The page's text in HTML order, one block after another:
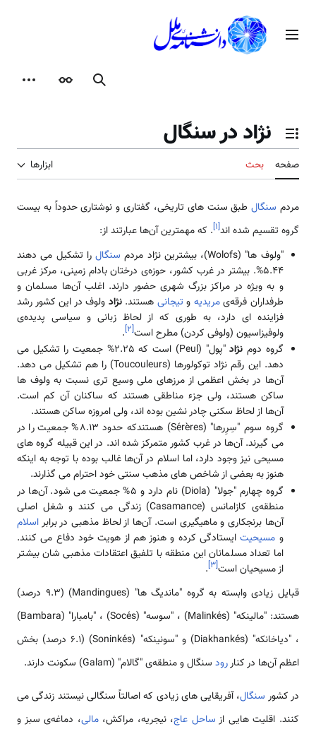
محتوامنوی اصلی
جستجوظاهر
تغییر وضعیت فهرست محتویات
نژاد در سنگال
صفحه بحث ابزارها
مردم سنگالطبق سنت های تاریخی، گفتاری و نوشتاری حدوداً به بیست
گروه تقسیم شده اند[۱]. که مهمترین آن‌ها عبارتند از:
"ولوف ها" (Wolofs)، بیشترین نژاد مردم
سنگالرا تشکیل می دهند
5.44%. بیشتر در غرب کشور، حوزه‌ی درختان بادام زمینی، مرکز غربی
و به ویژه در مراکز بزرگ شهری حضور دارند. اغلب آن‌ها مسلمان و
طرفداران فرقه‌یمریدیه و تیجانی هستند.نژاد ولوف در این کشور رشد
فزاینده ای دارد، به طوری که از لحاظ زبانی و سیاسی پدیده‌ی
ولوفیزاسیون (ولوفی کردن) مطرح است[۲]
.
گروه دوم نژاد
"پول" (Peul) است که 2.25% جمعیت را تشکیل می
دهد. این رقم نژاد توکولورها (Toucouleurs) را هم تشکیل می دهد.
آن‌ها در بخش اعظمی از مرزهای ملی وسیع تری نسبت به ولوف ها
ساکن هستند، ولی جزء مناطقی هستند که ساکنان آن کم است.
آن‌ها از لحاظ سکنی چادر نشین بوده اند، ولی امروزه ساکن هستند.
گروه سوم "سِرِرها" (Sérères) هستندکه حدود 8.13% جمعیت را در
می گیرند. آن‌ها در غرب کشور متمرکز شده اند. در این قبیله گروه های
مسیحی نیز وجود دارد، اما اسلام در آن‌ها غالب بوده با توجه به اینکه
هنوز به بعضی از شاخص های مذهب سنتی خود احترام می گذارند.
گروه چهارم "جولا" (Diola) نام دارد و 5% جمعیت می شود. آن‌ها در
منطقه‌ی کازامانس (Casamance) زندگی می کنند و شغل اصلی
آن‌ها برنجکاری و ماهیگیری است. آن‌ها از لحاظ مذهبی در برابراسلام
و مسیحیتایستادگی کرده و هنوز هم از هویت خود دفاع می کنند.
اما تعداد مسلمانان این منطقه با تلفیق اعتقادات مذهبی شان بیشتر
از مسیحیان است[۳]
.
قبایل زیادی وابسته به گروه "ماندیگ ها" (Mandingues) (9.3 درصد)
هستند: "مالینکه" (Malinkés) ، "سوسه" (Socés) ، "بامبارا" (Bambara)
، "دیاخانکه" (Diakhankés) و "سونینکه" (Soninkés) (6.1 درصد) بخش
اعظم آن‌ها در کناررود سنگال و منطقه‌ی "گالام" (Galam) سکونت دارند.
در کشور سنگال، آفریقایی های زیادی که اصالتاً سنگالی نیستند زندگی می
کنند. اقلیت هایی از ساحل عاج، نیجریه، مراکش،مالی، دماغه‌ی سبز و